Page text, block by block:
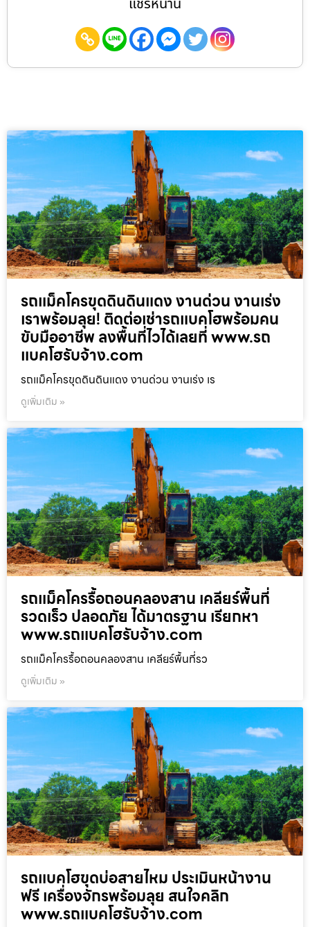
รถแม็คโครขุดดินดินแดง งานด่วน งานเร่ง
เราพร้อมลุย! ติดต่อเช่ารถแบคโฮพร้อมคน
ขับมืออาชีพ ลงพื้นที่ไวได้เลยที่ www.รถ
แบคโฮรับจ้าง.com
รถแม็คโครขุดดินดินแดง งานด่วน งานเร่ง เร
ดูเพิ่มเติม »
รถแม็คโครรื้อถอนคลองสาน เคลียร์พื้นที่
รวดเร็ว ปลอดภัย ได้มาตรฐาน เรียกหา
www.รถแบคโฮรับจ้าง.com
รถแม็คโครรื้อถอนคลองสาน เคลียร์พื้นที่รว
ดูเพิ่มเติม »
รถแบคโฮขุดบ่อสายไหม ประเมินหน้างาน
ฟรี เครื่องจักรพร้อมลุย สนใจคลิก
www.รถแบคโฮรับจ้าง.com